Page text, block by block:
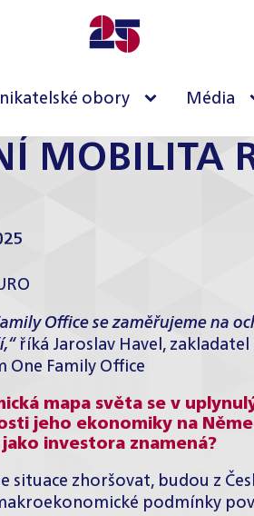
obory Média
MOBILITA
Office se zaměřujeme na
říká Jaroslav Havel ,
One Family Office
mapa světa se v
jeho ekonomiky na
jako investora znamená?
situace zhoršovat, budou z
podmínky